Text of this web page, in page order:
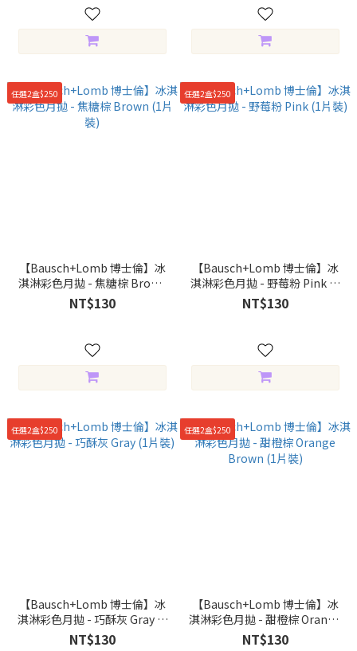
任選2盒$250
【Bausch+Lomb 博士倫】冰
淇淋彩色月拋 - 焦糖棕 Brown
(1片裝)
NT$130
任選2盒$250
【Bausch+Lomb 博士倫】冰
淇淋彩色月拋 - 野莓粉 Pink (1
片裝)
NT$130
任選2盒$250
【Bausch+Lomb 博士倫】冰
淇淋彩色月拋 - 巧酥灰 Gray (1
片裝)
NT$130
任選2盒$250
【Bausch+Lomb 博士倫】冰
淇淋彩色月拋 - 甜橙棕 Orange
Brown (1片裝)
NT$130